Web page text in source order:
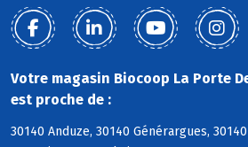
Votre magasin Biocoop La Porte
est proche de :
30140 Anduze, 30140 Générargues,